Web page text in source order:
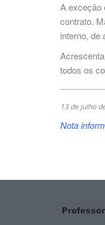
A exceção
contrato.
interno, de
todos os
13 de julho
Nota